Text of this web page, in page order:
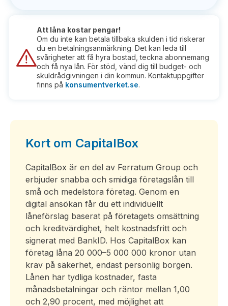
Att låna kostar pengar!
Om du inte kan betala tillbaka skulden i tid riskerar
du en betalningsanmärkning. Det kan leda till
svårigheter att få hyra bostad, teckna abonnemang
och få nya lån. För stöd, vänd dig till budget- och
skuldrådgivningen i din kommun. Kontaktuppgifter
finns på konsumentverket.se.
Kort om CapitalBox
CapitalBox är en del av Ferratum Group och
erbjuder snabba och smidiga företagslån till
små och medelstora företag. Genom en
digital ansökan får du ett individuellt
låneförslag baserat på företagets omsättning
och kreditvärdighet, helt kostnadsfritt och
signerat med BankID. Hos CapitalBox kan
företag låna 20 000–5 000 000 kronor utan
krav på säkerhet, endast personlig borgen.
Lånen har tydliga kostnader, fasta
månadsbetalningar och räntor mellan 1,00
och 2,90 procent, med möjlighet att